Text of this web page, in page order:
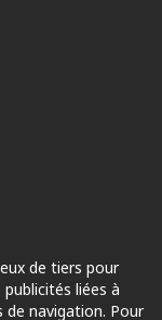
de tiers pour
liées à
de navigation. Pour